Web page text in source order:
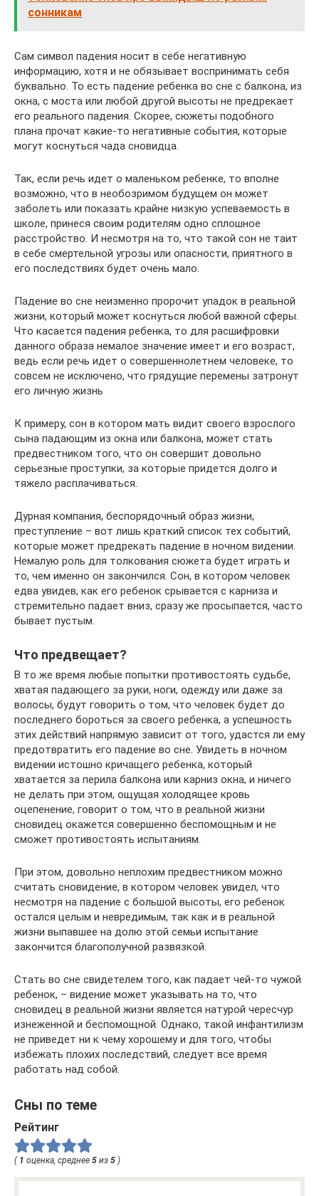
сонникам
Сам символ падения носит в себе негативную
информацию, хотя и не обязывает воспринимать себя
буквально. То есть падение ребенка во сне с балкона, из
окна, с моста или любой другой высоты не предрекает
его реального падения. Скорее, сюжеты подобного
плана прочат какие-то негативные события, которые
могут коснуться чада сновидца.
Так, если речь идет о маленьком ребенке, то вполне
возможно, что в необозримом будущем он может
заболеть или показать крайне низкую успеваемость в
школе, принеся своим родителям одно сплошное
расстройство. И несмотря на то, что такой сон не таит
в себе смертельной угрозы или опасности, приятного в
его последствиях будет очень мало.
Падение во сне неизменно пророчит упадок в реальной
жизни, который может коснуться любой важной сферы.
Что касается падения ребенка, то для расшифровки
данного образа немалое значение имеет и его возраст,
ведь если речь идет о совершеннолетнем человеке, то
совсем не исключено, что грядущие перемены затронут
его личную жизнь
К примеру, сон в котором мать видит своего взрослого
сына падающим из окна или балкона, может стать
предвестником того, что он совершит довольно
серьезные проступки, за которые придется долго и
тяжело расплачиваться.
Дурная компания, беспорядочный образ жизни,
преступление – вот лишь краткий список тех событий,
которые может предрекать падение в ночном видении.
Немалую роль для толкования сюжета будет играть и
то, чем именно он закончился. Сон, в котором человек
едва увидев, как его ребенок срывается с карниза и
стремительно падает вниз, сразу же просыпается, часто
бывает пустым.
Что предвещает?
В то же время любые попытки противостоять судьбе,
хватая падающего за руки, ноги, одежду или даже за
волосы, будут говорить о том, что человек будет до
последнего бороться за своего ребенка, а успешность
этих действий напрямую зависит от того, удастся ли ему
предотвратить его падение во сне. Увидеть в ночном
видении истошно кричащего ребенка, который
хватается за перила балкона или карниз окна, и ничего
не делать при этом, ощущая холодящее кровь
оцепенение, говорит о том, что в реальной жизни
сновидец окажется совершенно беспомощным и не
сможет противостоять испытаниям.
При этом, довольно неплохим предвестником можно
считать сновидение, в котором человек увидел, что
несмотря на падение с большой высоты, его ребенок
остался целым и невредимым, так как и в реальной
жизни выпавшее на долю этой семьи испытание
закончится благополучной развязкой.
Стать во сне свидетелем того, как падает чей-то чужой
ребенок, – видение может указывать на то, что
сновидец в реальной жизни является натурой чересчур
изнеженной и беспомощной. Однако, такой инфантилизм
не приведет ни к чему хорошему и для того, чтобы
избежать плохих последствий, следует все время
работать над собой.
Сны по теме
Рейтинг
( 1 оценка, среднее 5 из 5 )